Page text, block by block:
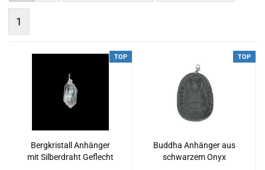
1
TOP
Bergkristall Anhänger
mit Silberdraht Geflecht
TOP
Buddha Anhänger aus
schwarzem Onyx